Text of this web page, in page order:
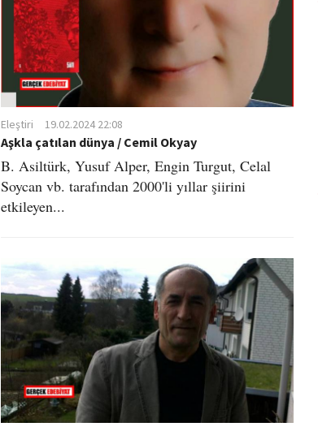
Eleştiri 19.02.2024 22:08
Aşkla çatılan dünya / Cemil Okyay
B. Asiltürk, Yusuf Alper, Engin Turgut, Celal
Soycan vb. tarafından 2000'li yıllar şiirini
etkileyen...